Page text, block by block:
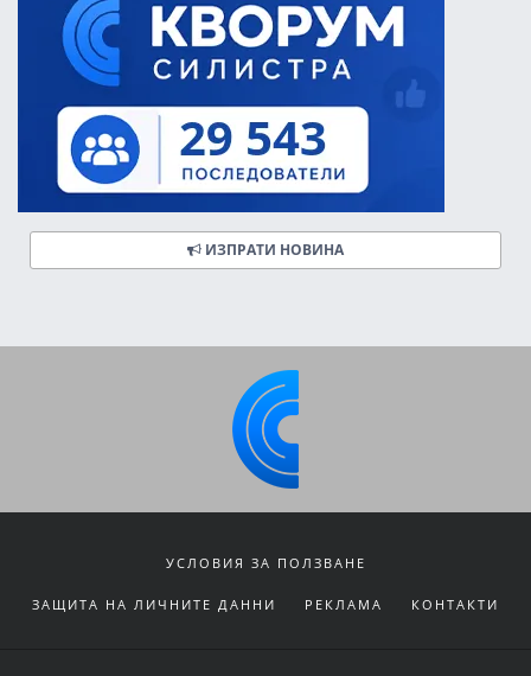
ИЗПРАТИ НОВИНА
УСЛОВИЯ ЗА ПОЛЗВАНЕ
ЗАЩИТА НА ЛИЧНИТЕ ДАННИ РЕКЛАМА КОНТАКТИ